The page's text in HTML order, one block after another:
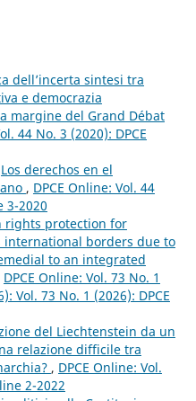
dell’incerta sintesi tra
e democrazia
margine del Grand Débat
44 No. 3 (2020): DPCE
Los derechos en el
, DPCE Online: Vol. 44
3-2020
rights protection for
international borders due to
to an integrated
DPCE Online: Vol. 73 No. 1
Vol. 73 No. 1 (2026): DPCE
del Liechtenstein da un
relazione difficile tra
, DPCE Online: Vol.
2-2022